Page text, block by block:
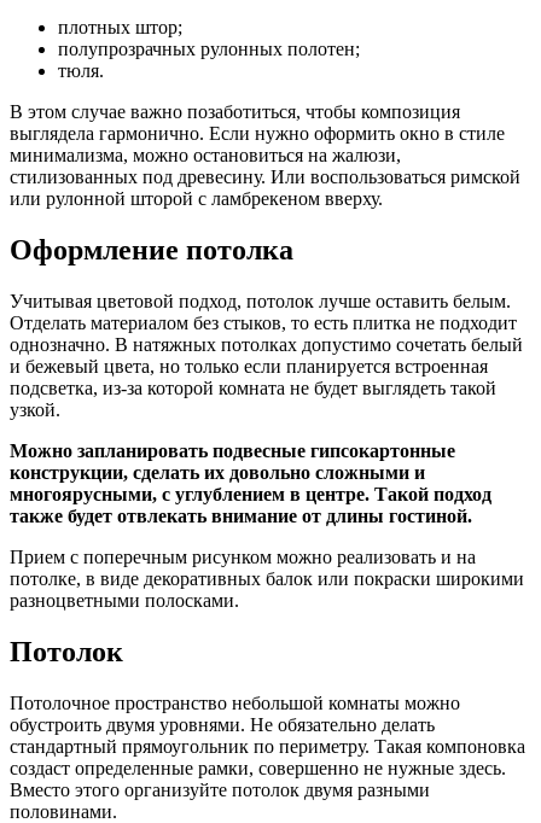
плотных штор;
полупрозрачных рулонных полотен;
тюля.
В этом случае важно позаботиться, чтобы композиция
выглядела гармонично. Если нужно оформить окно в стиле
минимализма, можно остановиться на жалюзи,
стилизованных под древесину. Или воспользоваться римской
или рулонной шторой с ламбрекеном вверху.
Оформление потолка
Учитывая цветовой подход, потолок лучше оставить белым.
Отделать материалом без стыков, то есть плитка не подходит
однозначно. В натяжных потолках допустимо сочетать белый
и бежевый цвета, но только если планируется встроенная
подсветка, из-за которой комната не будет выглядеть такой
узкой.
Можно запланировать подвесные гипсокартонные
конструкции, сделать их довольно сложными и
многоярусными, с углублением в центре. Такой подход
также будет отвлекать внимание от длины гостиной.
Прием с поперечным рисунком можно реализовать и на
потолке, в виде декоративных балок или покраски широкими
разноцветными полосками.
Потолок
Потолочное пространство небольшой комнаты можно
обустроить двумя уровнями. Не обязательно делать
стандартный прямоугольник по периметру. Такая компоновка
создаст определенные рамки, совершенно не нужные здесь.
Вместо этого организуйте потолок двумя разными
половинами.